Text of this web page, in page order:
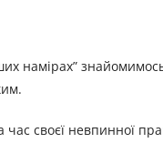
намірах”
своєї невпинної